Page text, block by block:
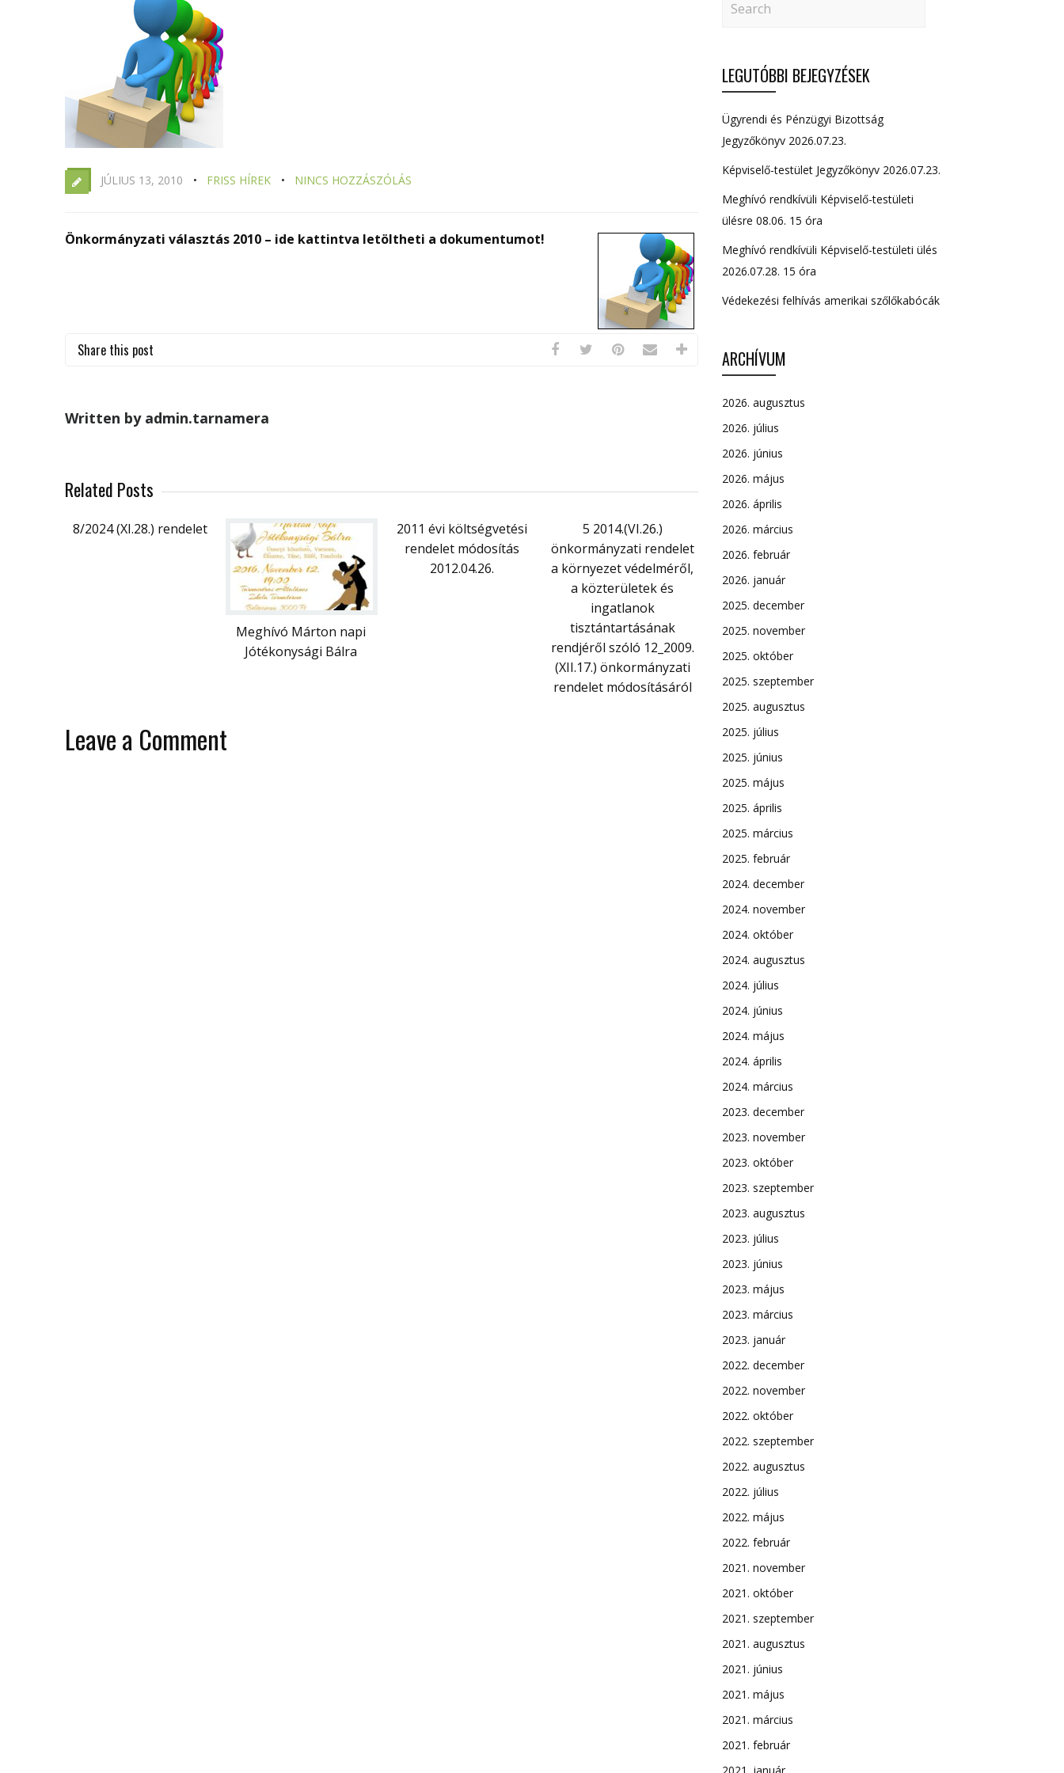
JÚLIUS 13, 2010 FRISS HÍREK NINCS HOZZÁSZÓLÁS
Önkormányzati választás 2010 – ide kattintva letöltheti a dokumentumot!
Share this post
Written by admin.tarnamera
Related Posts
8/2024 (XI.28.) rendelet
Meghívó Márton napi
Jótékonysági Bálra
2011 évi költségvetési
rendelet módosítás
2012.04.26.
5 2014.(VI.26.)
önkormányzati rendelet
a környezet védelméről,
a közterületek és
ingatlanok
tisztántartásának
rendjéről szóló 12_2009.
(XII.17.) önkormányzati
rendelet módosításáról
Leave a Comment
LEGUTÓBBI BEJEGYZÉSEK
Ügyrendi és Pénzügyi Bizottság
Jegyzőkönyv 2026.07.23.
Képviselő-testület Jegyzőkönyv 2026.07.23.
Meghívó rendkívüli Képviselő-testületi
ülésre 08.06. 15 óra
Meghívó rendkívüli Képviselő-testületi ülés
2026.07.28. 15 óra
Védekezési felhívás amerikai szőlőkabócák
ARCHÍVUM
2026. augusztus
2026. július
2026. június
2026. május
2026. április
2026. március
2026. február
2026. január
2025. december
2025. november
2025. október
2025. szeptember
2025. augusztus
2025. július
2025. június
2025. május
2025. április
2025. március
2025. február
2024. december
2024. november
2024. október
2024. augusztus
2024. július
2024. június
2024. május
2024. április
2024. március
2023. december
2023. november
2023. október
2023. szeptember
2023. augusztus
2023. július
2023. június
2023. május
2023. március
2023. január
2022. december
2022. november
2022. október
2022. szeptember
2022. augusztus
2022. július
2022. május
2022. február
2021. november
2021. október
2021. szeptember
2021. augusztus
2021. június
2021. május
2021. március
2021. február